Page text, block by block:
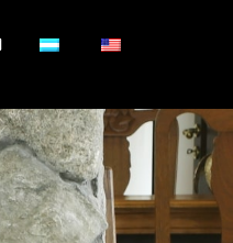
CONTACTO